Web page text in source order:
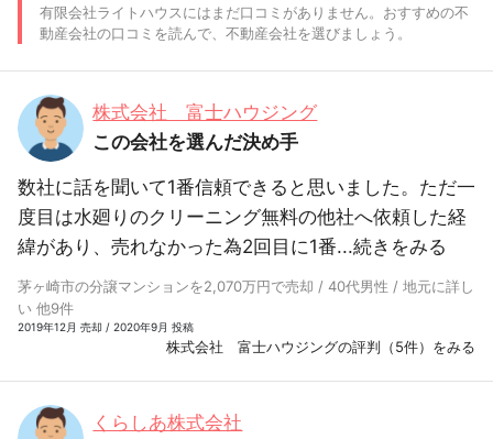
有限会社ライトハウスにはまだ口コミがありません。おすすめの不
動産会社の口コミを読んで、不動産会社を選びましょう。
株式会社 富士ハウジング
この会社を選んだ決め手
数社に話を聞いて1番信頼できると思いました。ただ一
度目は水廻りのクリーニング無料の他社へ依頼した経
緯があり、売れなかった為2回目に1番...続きをみる
茅ヶ崎市の分譲マンションを2,070万円で売却 / 40代男性 / 地元に詳し
い 他9件
2019年12月 売却 / 2020年9月 投稿
株式会社 富士ハウジングの評判（5件）をみる
くらしあ株式会社